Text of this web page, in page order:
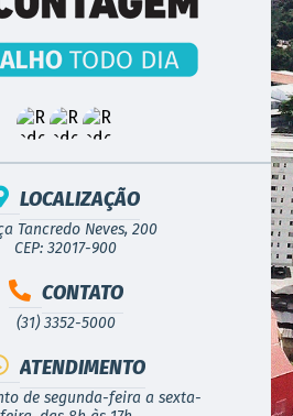
LOCALIZAÇÃO
Tancredo Neves, 200
CEP: 32017-900
CONTATO
(31) 3352-5000
ATENDIMENTO
de segunda-feira a sexta-